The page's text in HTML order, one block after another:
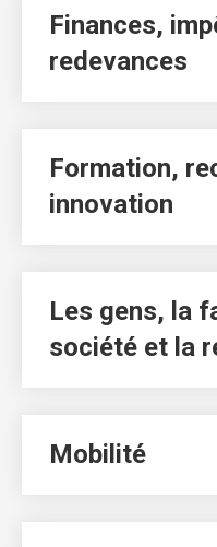
Finances,
redevances
Formation,
innovation
Les gens, la
société et la
Mobilité